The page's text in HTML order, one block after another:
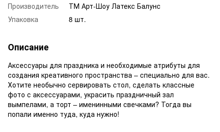
Производитель
ТМ Арт-Шоу Латекс Балунс
Упаковка
8 шт.
Описание
Аксессуары для праздника и необходимые атрибуты для
создания креативного пространства – специально для вас.
Хотите необычно сервировать стол, сделать классные
фото с аксессуарами, украсить праздничный зал
вымпелами, а торт – именинными свечками? Тогда вы
попали именно туда, куда нужно!